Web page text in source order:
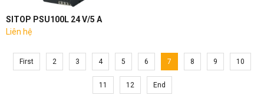
SITOP PSU100L 24 V/5 A
Liên hệ
First 2 3 4 5 6 7 8 9 10
11 12 End